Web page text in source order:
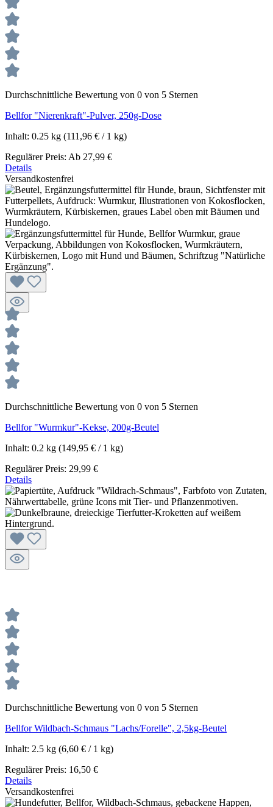
Durchschnittliche Bewertung von 0 von 5 Sternen
Bellfor "Nierenkraft"-Pulver, 250g-Dose
Inhalt: 0.25 kg (111,96 € / 1 kg)
Regulärer Preis: Ab 27,99 €
Details
Versandkostenfrei
Durchschnittliche Bewertung von 0 von 5 Sternen
Bellfor "Wurmkur"-Kekse, 200g-Beutel
Inhalt: 0.2 kg (149,95 € / 1 kg)
Regulärer Preis: 29,99 €
Details
Durchschnittliche Bewertung von 0 von 5 Sternen
Bellfor Wildbach-Schmaus "Lachs/Forelle", 2,5kg-Beutel
Inhalt: 2.5 kg (6,60 € / 1 kg)
Regulärer Preis: 16,50 €
Details
Versandkostenfrei